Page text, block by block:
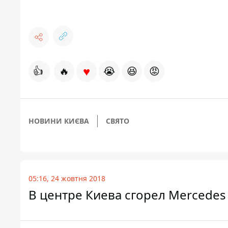
👍 🔥 ♥ 😭 😆 😡
НОВИНИ КИЄВА СВЯТО
05:16, 24 жовтня 2018
В центре Киева сгорел Mercedes